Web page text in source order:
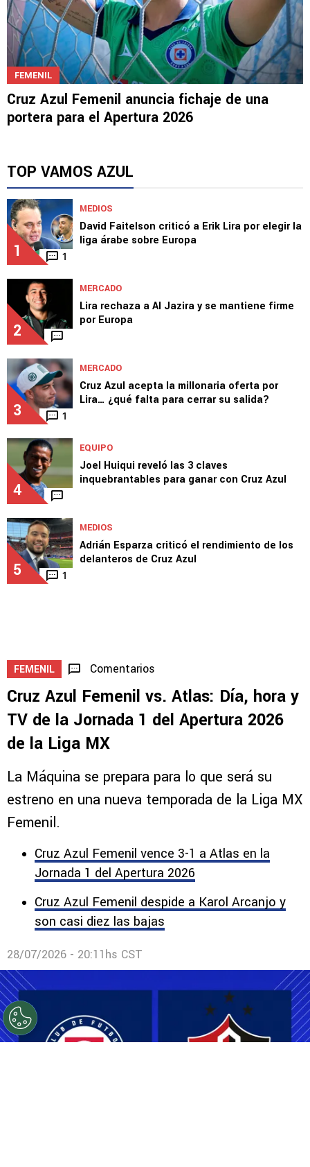
FEMENIL
Cruz Azul Femenil anuncia fichaje de una
portera para el Apertura 2026
TOP VAMOS AZUL
1 1
MEDIOS
David Faitelson criticó a Erik Lira por elegir la
liga árabe sobre Europa
2
MERCADO
Lira rechaza a Al Jazira y se mantiene firme
por Europa
3 1
MERCADO
Cruz Azul acepta la millonaria oferta por
Lira… ¿qué falta para cerrar su salida?
4
EQUIPO
Joel Huiqui reveló las 3 claves
inquebrantables para ganar con Cruz Azul
5 1
MEDIOS
Adrián Esparza criticó el rendimiento de los
delanteros de Cruz Azul
FEMENIL Comentarios
Cruz Azul Femenil vs. Atlas: Día, hora y
TV de la Jornada 1 del Apertura 2026
de la Liga MX
La Máquina se prepara para lo que será su
estreno en una nueva temporada de la Liga MX
Femenil.
Cruz Azul Femenil vence 3-1 a Atlas en la
Jornada 1 del Apertura 2026
Cruz Azul Femenil despide a Karol Arcanjo y
son casi diez las bajas
28/07/2026 - 20:11hs CST